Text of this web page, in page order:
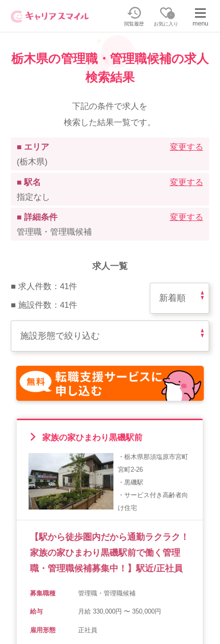
閲覧履歴
0
お気に入り menu
無料相談・お問い合わせはこちら
無料転職相談・お問い合わせの内容を
正社員／パートで働く
派遣で働く
介護の資格取得について
その他のお問い合わせ
採用担当者様はこちら
派遣求人を探す
紹介会社を使うメリットについて
介護・看護のお仕事について
利用者の声
WEB勤怠
支店連絡先一覧
会社概要 個人情報保護方針 利用規約
お知らせ 採用担当者様へ
栃木県の管理職・管理職候補の求人
検索結果
下記の条件で求人を
検索した結果一覧です。
■ エリア
(栃木県)
変更する
■ 駅名
指定なし
変更する
■ 詳細条件
管理職・管理職候補
変更する
求人一覧
■ 求人件数：41件
■ 施設件数：41件
家族の家ひまわり黒磯駅前
・栃木県那須塩原市宮町
宮町2-26
・黒磯駅
・サービス付き高齢者向
け住宅
【駅から徒歩圏内だから通勤ラクラク！
家族の家ひまわり黒磯駅前で働く管理
職・管理職候補募集中！】駅近/正社員
募集職種 管理職・管理職候補
給与 月給 330,000円 〜 350,000円
雇用形態 正社員